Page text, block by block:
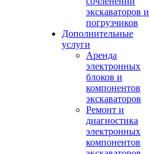
экскаваторов и
погрузчиков
Дополнительные
услуги
Аренда
электронных
блоков и
компонентов
экскаваторов
Ремонт и
диагностика
электронных
компонентов